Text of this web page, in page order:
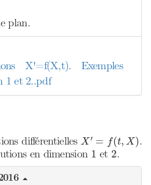
plan.
X'=f(X,t). Exemples
1 et 2..pdf
différentiellesX ′ = f(t, X)
X′= t,X
.
en dimension 1
1 et 2
2.